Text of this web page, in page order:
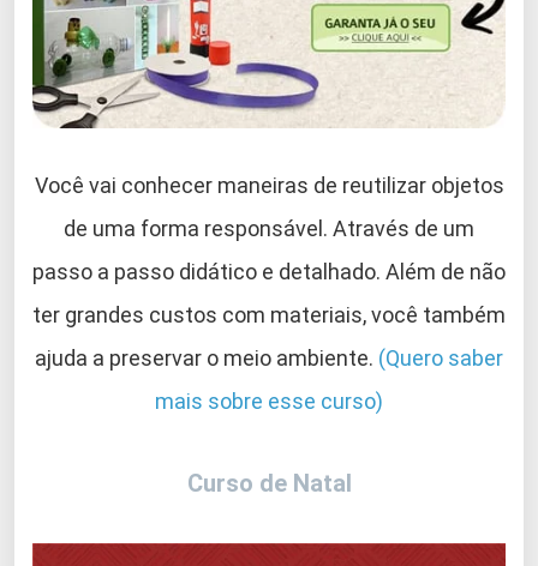
Você vai conhecer maneiras de reutilizar objetos
de uma forma responsável. Através de um
passo a passo didático e detalhado. Além de não
ter grandes custos com materiais, você também
ajuda a preservar o meio ambiente. (Quero saber
mais sobre esse curso)
Curso de Natal